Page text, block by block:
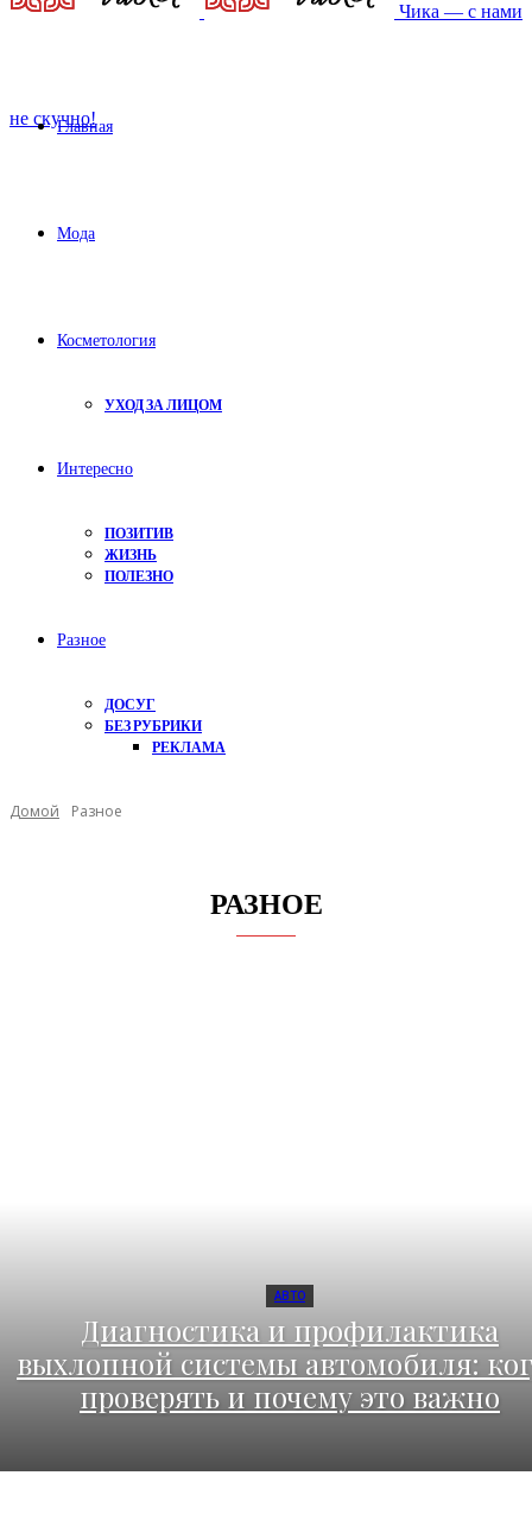
Чика — с нами
не скучно!
Главная
Мода
Косметология
УХОД ЗА ЛИЦОМ
Интересно
ПОЗИТИВ
ЖИЗНЬ
ПОЛЕЗНО
Разное
ДОСУГ
БЕЗ РУБРИКИ
РЕКЛАМА
Домой Разное
РАЗНОЕ
АВТО
Диагностика и профилактика
выхлопной системы автомобиля:
проверять и почему это важно